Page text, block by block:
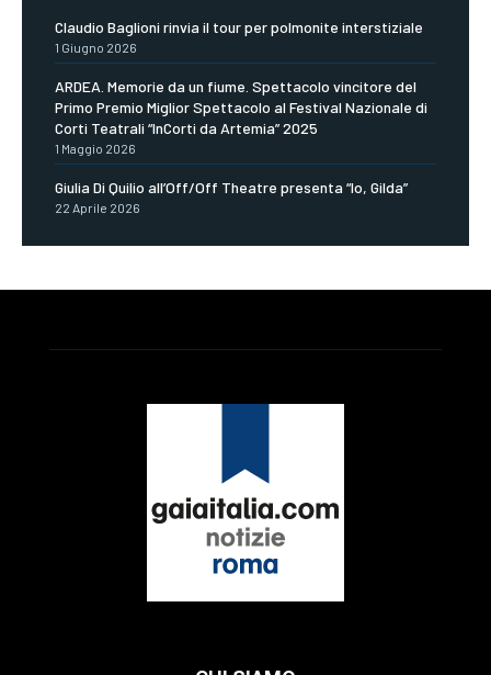
Claudio Baglioni rinvia il tour per polmonite interstiziale
1 Giugno 2026
ARDEA. Memorie da un fiume. Spettacolo vincitore del
Primo Premio Miglior Spettacolo al Festival Nazionale di
Corti Teatrali “InCorti da Artemia” 2025
1 Maggio 2026
Giulia Di Quilio all’Off/Off Theatre presenta “Io, Gilda”
22 Aprile 2026